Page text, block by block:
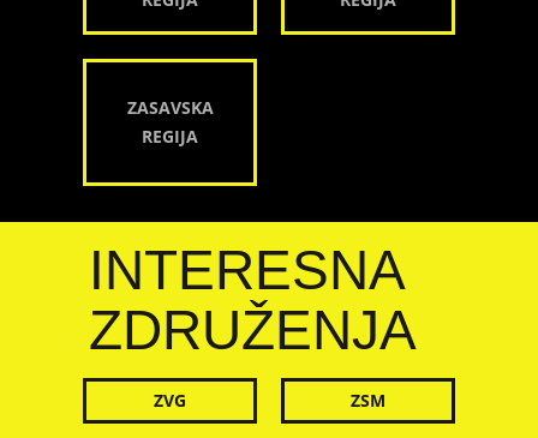
ZASAVSKA
REGIJA
INTERESNA
ZDRUŽENJA
ZVG ZSM